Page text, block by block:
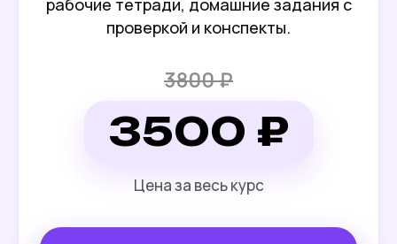
рабочие тетради, домашние задания с
проверкой и конспекты.
3800 ₽
3500 ₽
Цена за весь курс